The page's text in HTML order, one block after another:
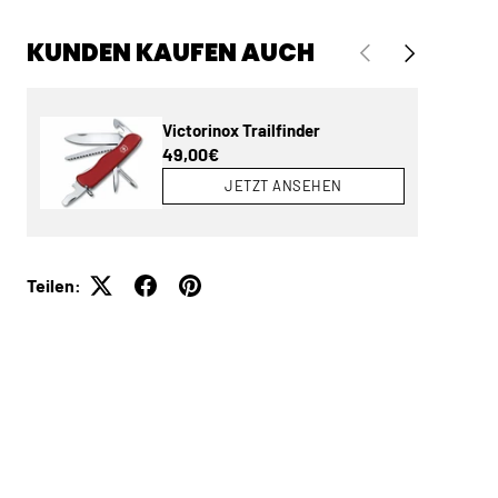
KUNDEN KAUFEN AUCH VORHERIGENÄCHSTE
Victorinox Trailfinder
Normaler Preis
49,00€
JETZT ANSEHEN
Teilen: